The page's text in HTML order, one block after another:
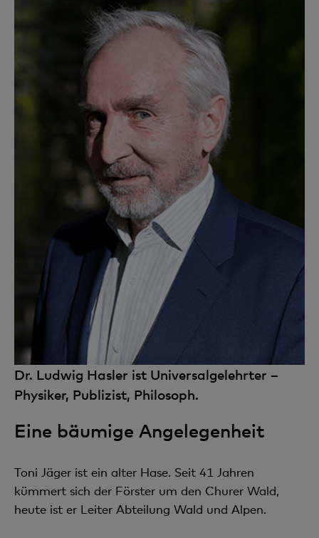
Dr. Ludwig Hasler ist Universalgelehrter –
Physiker, Publizist, Philosoph.
Eine bäumige Angelegenheit
Toni Jäger ist ein alter Hase. Seit 41 Jahren
kümmert sich der Förster um den Churer Wald,
heute ist er Leiter Abteilung Wald und Alpen.